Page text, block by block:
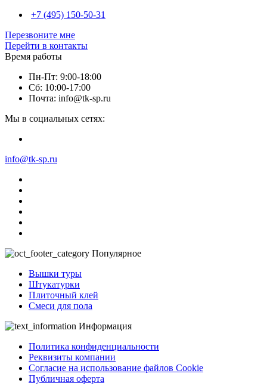
+7 (495) 150-50-31
Перезвоните мне
Перейти в контакты
Время работы
Пн-Пт: 9:00-18:00
Сб: 10:00-17:00
Почта: info@tk-sp.ru
Мы в социальных сетях:
info@tk-sp.ru
Популярное
Вышки туры
Штукатурки
Плиточный клей
Смеси для пола
Информация
Политика конфиденциальности
Реквизиты компании
Согласие на использование файлов Cookie
Публичная оферта